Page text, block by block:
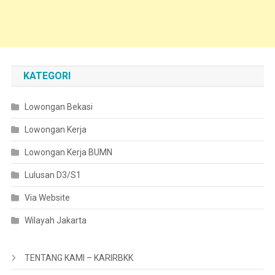
KATEGORI
Lowongan Bekasi
Lowongan Kerja
Lowongan Kerja BUMN
Lulusan D3/S1
Via Website
Wilayah Jakarta
TENTANG KAMI – KARIRBKK